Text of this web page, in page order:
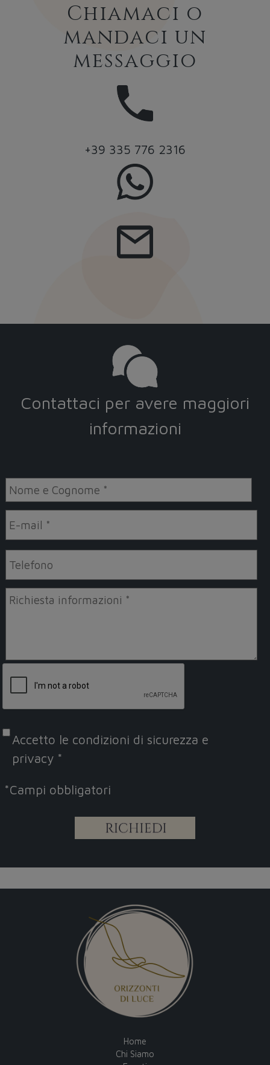
Chiamaci o
mandaci un
messaggio
+39 335 776 2316
Contattaci per avere maggiori
informazioni
Accetto le condizioni di sicurezza e
privacy *
*Campi obbligatori
Home
Chi Siamo